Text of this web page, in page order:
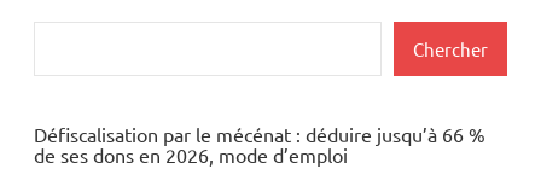
Chercher
Défiscalisation par le mécénat : déduire jusqu’à 66 %
de ses dons en 2026, mode d’emploi